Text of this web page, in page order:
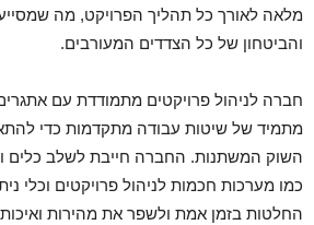
מלאה לאורך כל תהליך הפרויקט, מה
והביטחון של כל הצדדים המעורבים.
חברה לניהול פרויקטים מתמודדת עם אתגרים
מתמיד של שיטות עבודה מתקדמות כדי
השוק המשתנות. החברה חייבת לשלב כלים
כמו מערכות חכמות לניהול פרויקטים וכלי
החלטות בזמן אמת ולשפר את מהירות